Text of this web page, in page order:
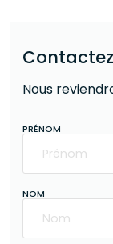
Nous
PRÉNOM
NOM